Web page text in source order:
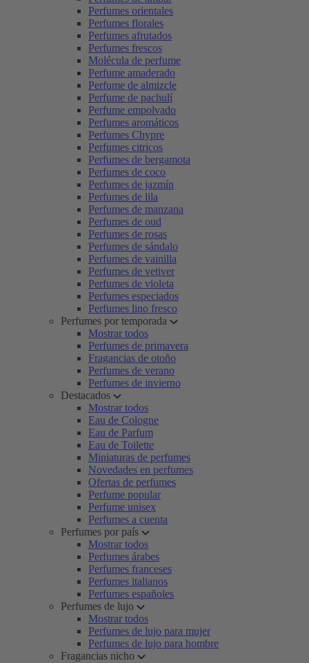
Perfumes orientales
Perfumes florales
Perfumes afrutados
Perfumes frescos
Molécula de perfume
Perfume amaderado
Perfume de almizcle
Perfume de pachulí
Perfume empolvado
Perfumes aromáticos
Perfumes Chypre
Perfumes citricos
Perfumes de bergamota
Perfumes de coco
Perfumes de jazmín
Perfumes de lila
Perfumes de manzana
Perfumes de oud
Perfumes de rosas
Perfumes de sándalo
Perfumes de vainilla
Perfumes de vetiver
Perfumes de violeta
Perfumes especiados
Perfumes lino fresco
Perfumes por temporada
Mostrar todos
Perfumes de primavera
Fragancias de otoño
Perfumes de verano
Perfumes de invierno
Destacados
Mostrar todos
Eau de Cologne
Eau de Parfum
Eau de Toilette
Miniaturas de perfumes
Novedades en perfumes
Ofertas de perfumes
Perfume popular
Perfume unisex
Perfumes a cuenta
Perfumes por país
Mostrar todos
Perfumes árabes
Perfumes franceses
Perfumes italianos
Perfumes españoles
Perfumes de lujo
Mostrar todos
Perfumes de lujo para mujer
Perfumes de lujo para hombre
Fragancias nicho